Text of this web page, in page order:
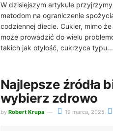
W dzisiejszym artykule
metodom na ograniczenie
codziennej diecie. Cukier, mimo
może prowadzić do wielu
takich jak otyłość, cukrzyca typu...
Najlepsze źródła
wybierz zdrowo
by Robert Krupa 19 marca, 2025